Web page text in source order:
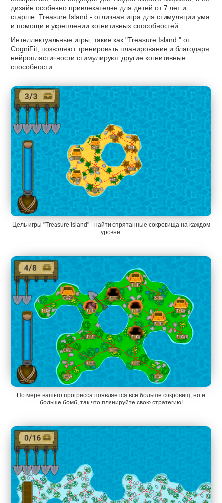
дизайн особенно привлекателен для детей от 7 лет и
старше. Treasure Island - отличная игра для стимуляции ума
и помощи в укреплении когнитивных способностей.
Интеллектуальные игры, такие как "Treasure Island " от
CogniFit, позволяют тренировать планирование и благодаря
нейропластичности стимулируют другие когнитивные
способности.
Цель игры "Treasure Island" - найти спрятанные сокровища на каждом
уровне.
По мере вашего прогресса появляется всё больше сокровищ, но и
больше бомб, так что планируйте свою стратегию!